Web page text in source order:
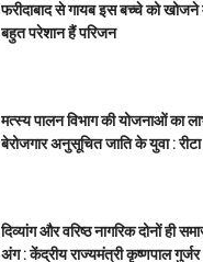
फरीदाबाद से गायब इस बच्चे को
बहुत परेशान हैं परिजन
मत्स्य पालन विभाग की योजनाओं का
बेरोजगार अनुसूचित जाति के युवा : रीटा
दिव्यांग और वरिष्ठ नागरिक दोनों ही
अंग : केंद्रीय राज्यमंत्री कृष्णपाल गुर्जर